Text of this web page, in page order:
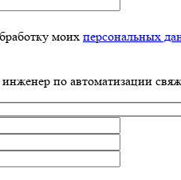
моих персональных
по автоматизации